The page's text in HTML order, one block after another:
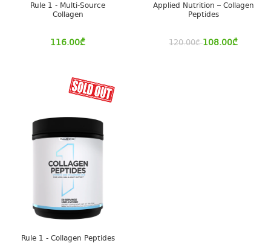
Rule 1 - Multi-Source
Collagen
116.00₾
Applied Nutrition – Collagen
Peptides
120.00₾ 108.00₾
Rule 1 - Collagen Peptides